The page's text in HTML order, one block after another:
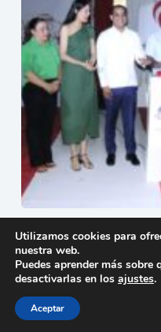
Parque Mágico
15 de diciembre de 2025
Copyright © 2026 - Tema
Utilizamos cookies para
nuestra web.
Puedes aprender más
desactivarlas en los ajustes.
Aceptar